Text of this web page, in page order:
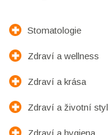
Stomatologie
Zdraví a wellness
Zdraví a krása
Zdraví a životní styl
Zdraví a hygiena